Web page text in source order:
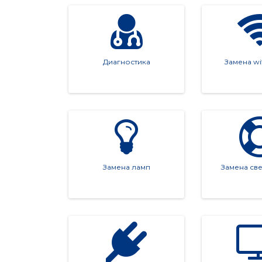
Какая бы неисправность ни возникла, мы
просам. Доверьте свой Sony
Диагностика Замена
Замена ламп Замена